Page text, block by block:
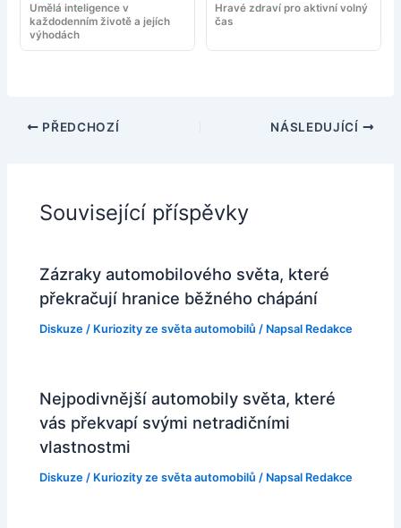
Umělá inteligence v
každodenním životě a jejích
výhodách
Hravé zdraví pro aktivní volný
čas
PŘEDCHOZÍ NÁSLEDUJÍCÍ
Související příspěvky
Zázraky automobilového světa, které
překračují hranice běžného chápání
Diskuze / Kuriozity ze světa automobilů / Napsal Redakce
Nejpodivnější automobily světa, které
vás překvapí svými netradičními
vlastnostmi
Diskuze / Kuriozity ze světa automobilů / Napsal Redakce